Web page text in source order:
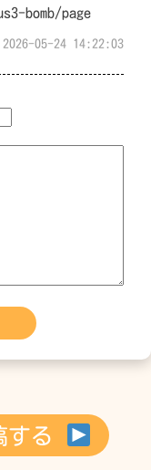
bomb/page
2026-05-24 14:22:03
する